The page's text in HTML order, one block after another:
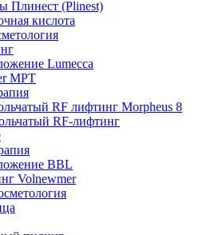
Плинест (Plinest)
кислота
Lumecca
MPT
RF лифтинг Morpheus 8
RF-лифтинг
BBL
Volnewmer